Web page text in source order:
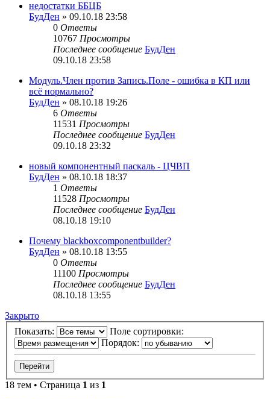
недостатки ББЦБ
БудДен » 09.10.18 23:58
0 Ответы
10767 Просмотры
Последнее сообщение БудДен
09.10.18 23:58
Модуль.Член против Запись.Поле - ошибка в КП или
всё нормально?
БудДен » 08.10.18 19:26
6 Ответы
11531 Просмотры
Последнее сообщение БудДен
09.10.18 23:32
новый компонентный паскаль - ЦЧВП
БудДен » 08.10.18 18:37
1 Ответы
11528 Просмотры
Последнее сообщение БудДен
08.10.18 19:10
Почему blackboxcomponentbuilder?
БудДен » 08.10.18 13:55
0 Ответы
11100 Просмотры
Последнее сообщение БудДен
08.10.18 13:55
Закрыто
Показать:
Поле сортировки:
Порядок:
18 тем • Страница 1 из 1